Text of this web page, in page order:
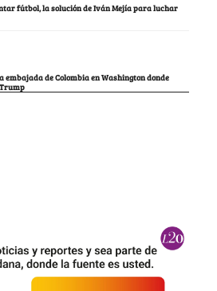
fútbol, la solución de Iván Mejía para luchar
embajada de Colombia en Washington donde